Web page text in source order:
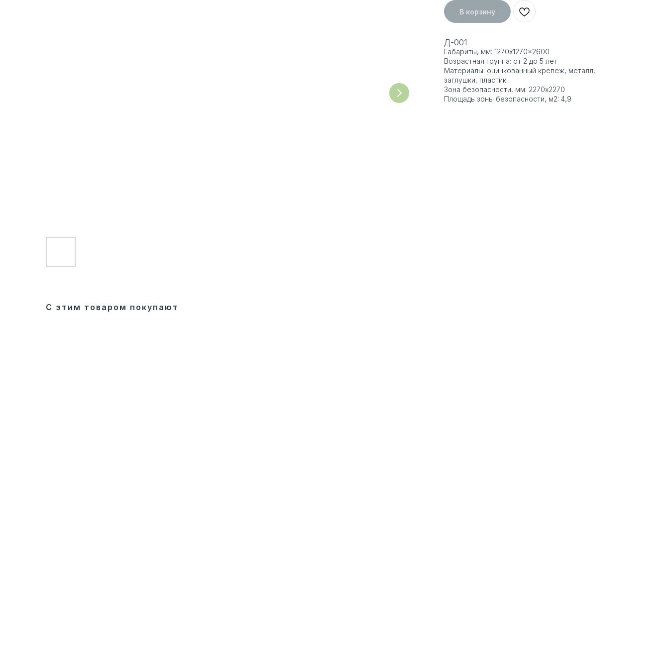
В корзину
Д-001
Габариты, мм: 1270x1270x2600
Возрастная группа: от 2 до 5 лет
Материалы: оцинкованный крепеж, металл,
заглушки, пластик
Зона безопасности, мм: 2270x2270
Площадь зоны безопасности, м2: 4,9
С этим товаром покупают